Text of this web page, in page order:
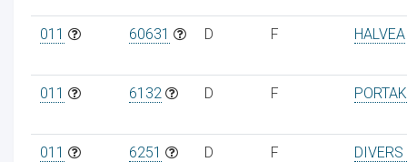
011 60631 D F HALVEA
011 6132 D F
011 6251 D F